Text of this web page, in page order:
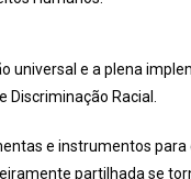
universal e a plena
Racial.
e instrumentos
partilhada se